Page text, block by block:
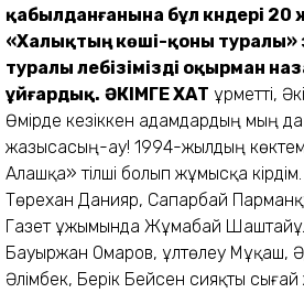
қабылданғанына бұл күндері
«Халықтың көші-қоны туралы»
туралы лебізімізді оқырман
ұйғардық. ӘКІМГЕ ХАТ Құрметті,
Өмірде кезіккен адамдардың мың да
жазысасың-ау! 1994-жылдың
Алашқа» тілші болып жұмысқа
Төрехан Данияр, Сапарбай
Газет ұжымында Жұмабай
Бауыржан Омаров, Құлтөлеу Мұқаш,
Әлімбек, Берік Бейсен сияқты сығай